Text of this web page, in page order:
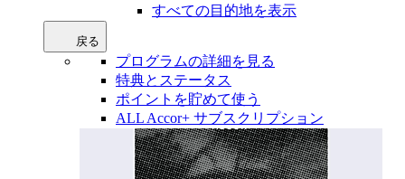
すべての目的地を表示
戻る
プログラムの詳細を見る
特典とステータス
ポイントを貯めて使う
ALL Accor+ サブスクリプション